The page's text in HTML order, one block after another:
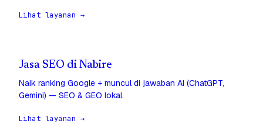
Lihat layanan →
Jasa SEO di Nabire
Naik ranking Google + muncul di jawaban AI (ChatGPT,
Gemini) — SEO & GEO lokal.
Lihat layanan →